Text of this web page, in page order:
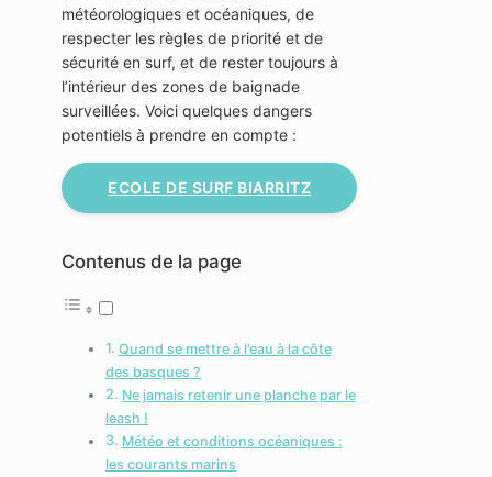
météorologiques et océaniques, de
respecter les règles de priorité et de
sécurité en surf, et de rester toujours à
l’intérieur des zones de baignade
surveillées. Voici quelques dangers
potentiels à prendre en compte :
ECOLE DE SURF BIARRITZ
Contenus de la page
Quand se mettre à l’eau à la côte
des basques ?
Ne jamais retenir une planche par le
leash !
Météo et conditions océaniques :
les courants marins